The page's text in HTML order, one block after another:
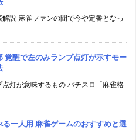
説 麻雀ファンの間で今や定番となっ
覚醒で左のみランプ点灯が示すモー
灯が意味するもの パチスロ「麻雀格
る一人用 麻雀ゲームのおすすめと選